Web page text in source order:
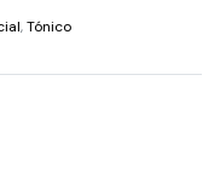
,Tónico